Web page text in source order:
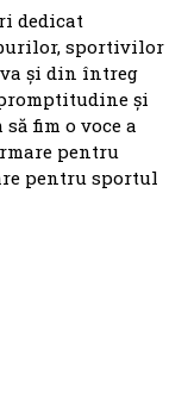
dedicat
sportivilor
și din întreg
și
fim o voce a
pentru
pentru sportul